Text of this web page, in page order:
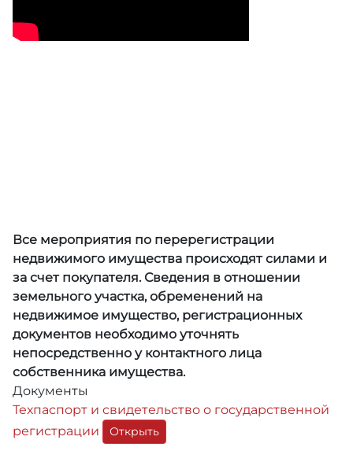
Все мероприятия по перерегистрации
недвижимого имущества происходят силами и
за счет покупателя. Сведения в отношении
земельного участка, обременений на
недвижимое имущество, регистрационных
документов необходимо уточнять
непосредственно у контактного лица
собственника имущества.
Документы
Техпаспорт и свидетельство о государственной
регистрации
Открыть